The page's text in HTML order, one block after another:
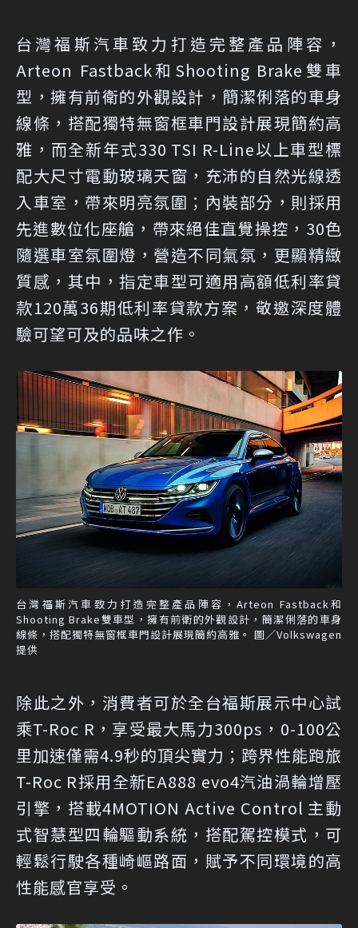
台灣福斯汽車致力打造完整產品陣容，
Arteon Fastback和Shooting Brake雙車
型，擁有前衛的外觀設計，簡潔俐落的車身
線條，搭配獨特無窗框車門設計展現簡約高
雅，而全新年式330 TSI R-Line以上車型標
配大尺寸電動玻璃天窗，充沛的自然光線透
入車室，帶來明亮氛圍；內裝部分，則採用
先進數位化座艙，帶來絕佳直覺操控，30色
隨選車室氛圍燈，營造不同氣氛，更顯精緻
質感，其中，指定車型可適用高額低利率貸
款120萬36期低利率貸款方案，敬邀深度體
驗可望可及的品味之作。
台灣福斯汽車致力打造完整產品陣容，Arteon Fastback和
Shooting Brake雙車型，擁有前衛的外觀設計，簡潔俐落的車身
線條，搭配獨特無窗框車門設計展現簡約高雅。 圖／Volkswagen
提供
除此之外，消費者可於全台福斯展示中心試
乘T-Roc R，享受最大馬力300ps，0-100公
里加速僅需4.9秒的頂尖實力；跨界性能跑旅
T-Roc R採用全新EA888 evo4汽油渦輪增壓
引擎，搭載4MOTION Active Control 主動
式智慧型四輪驅動系統，搭配駕控模式，可
輕鬆行駛各種崎嶇路面，賦予不同環境的高
性能感官享受。